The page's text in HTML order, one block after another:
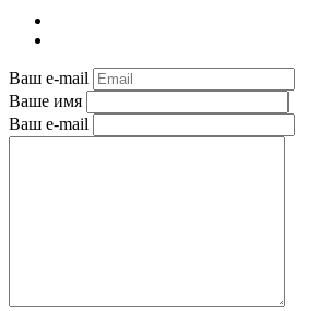
Ваш e-mail
Ваше имя
Ваш e-mail